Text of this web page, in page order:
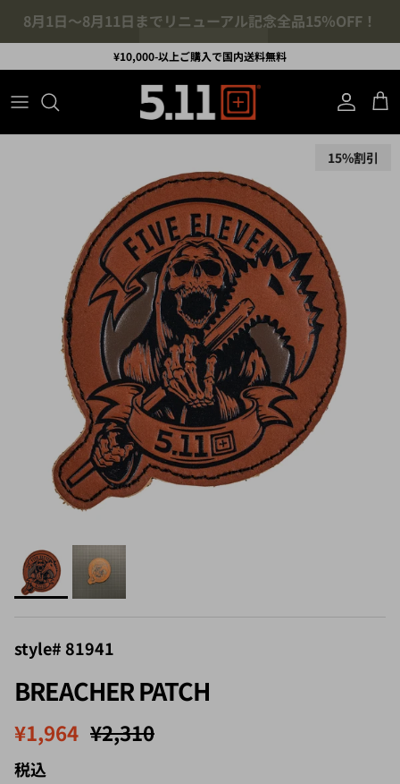
コンテンツへスキップ
¥10,000-以上ご購入で国内送料無料
アカウント
カ
15%割引
style# 81941
BREACHER PATCH
セール価格
¥1,964 定価
¥2,310
税込